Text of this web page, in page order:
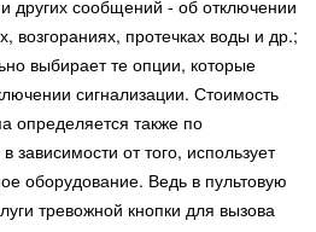
других сообщений - об отключении
возгораниях, протечках воды и др.;
выбирает те опции, которые
сигнализации. Стоимость
определяется также по
зависимости от того, использует
оборудование. Ведь в пультовую
тревожной кнопки для вызова